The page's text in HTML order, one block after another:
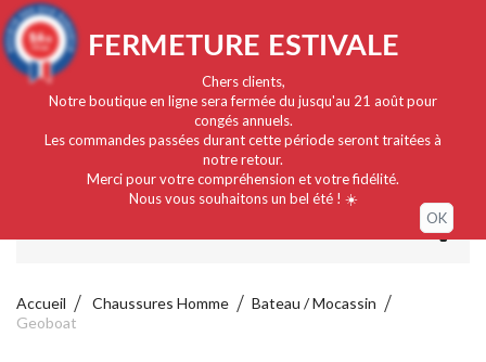
Français
FERMETURE ESTIVALE
Chers clients,
Notre boutique en ligne sera fermée du jusqu'au 21 août pour
congés annuels.
Les commandes passées durant cette période seront traitées à
notre retour.
Merci pour votre compréhension et votre fidélité.
Nous vous souhaitons un bel été ! ☀️
OK
Accueil Chaussures Homme
Bateau / Mocassin
Geoboat
9.4/10